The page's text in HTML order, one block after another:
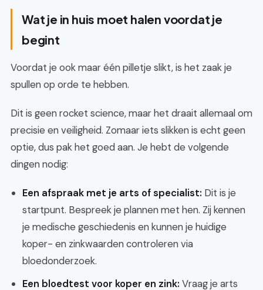
Wat je in huis moet halen voordat je
begint
Voordat je ook maar één pilletje slikt, is het zaak je
spullen op orde te hebben.
Dit is geen rocket science, maar het draait allemaal om
precisie en veiligheid. Zomaar iets slikken is echt geen
optie, dus pak het goed aan. Je hebt de volgende
dingen nodig:
Een afspraak met je arts of specialist: Dit is je
startpunt. Bespreek je plannen met hen. Zij kennen
je medische geschiedenis en kunnen je huidige
koper- en zinkwaarden controleren via
bloedonderzoek.
Een bloedtest voor koper en zink: Vraag je arts